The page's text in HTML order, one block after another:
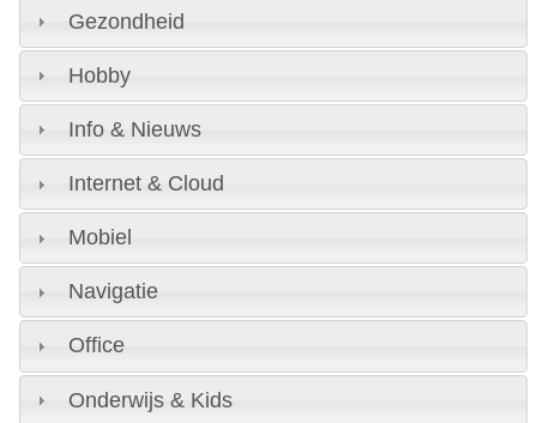
Gezondheid
Hobby
Info & Nieuws
Internet & Cloud
Mobiel
Navigatie
Office
Onderwijs & Kids